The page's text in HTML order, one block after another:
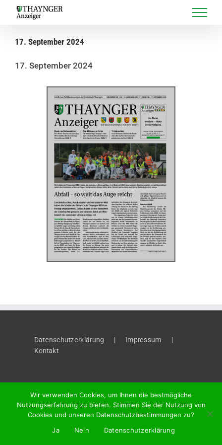
17. September 2024
17. September 2024
Datenschutzerklärung
Impressum
Kontakt
2026 "Thaynger Anzeiger", Meier + Cie AG, Vordergasse 58, 8201
Schaffhausen
Wir verwenden Cookies, um Ihnen die bestmögliche
Nutzungserfahrung zu bieten. Stimmen Sie der Nutzung von
Cookies und unseren Datenschutzbestimmungen zu?
Ja
Nein Datenschutzerklärung